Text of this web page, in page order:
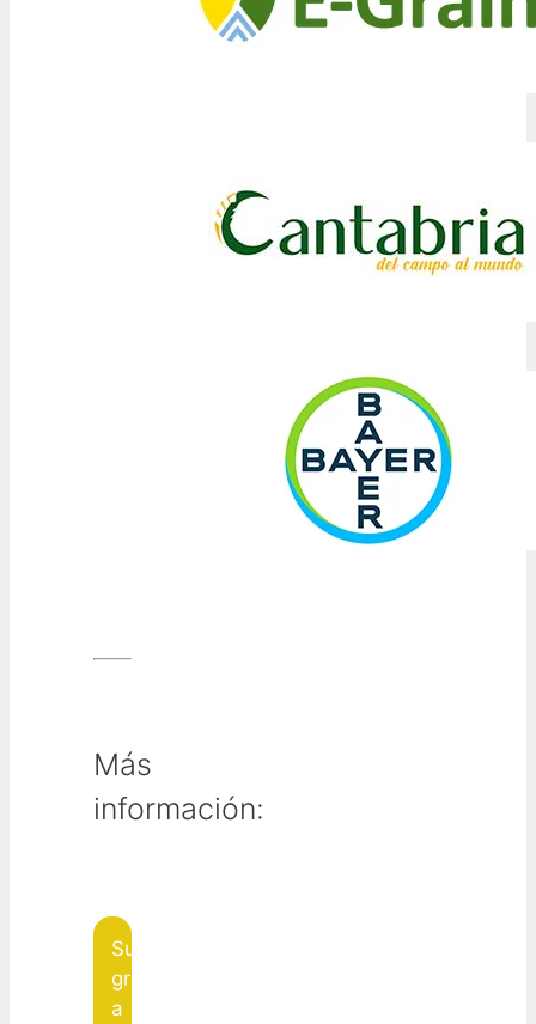
Más
información:
Suscribite
gratis
a